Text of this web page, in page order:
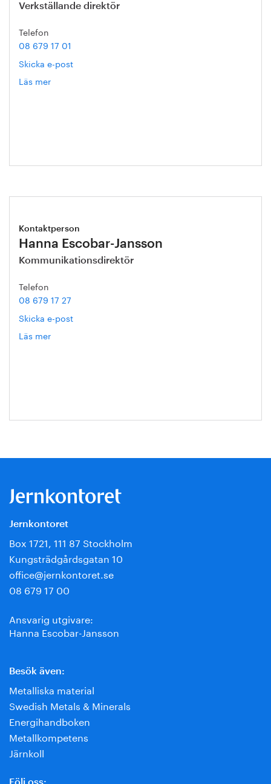
Verkställande direktör
Telefon
08 679 17 01
Skicka e-post
Läs mer
Kontaktperson
Hanna Escobar-Jansson
Kommunikationsdirektör
Telefon
08 679 17 27
Skicka e-post
Läs mer
Jernkontoret
Box 1721, 111 87 Stockholm
Kungsträdgårdsgatan 10
office@jernkontoret.se
08 679 17 00
Ansvarig utgivare:
Hanna Escobar-Jansson
Besök även:
Metalliska material
Swedish Metals & Minerals
Energihandboken
Metallkompetens
Järnkoll